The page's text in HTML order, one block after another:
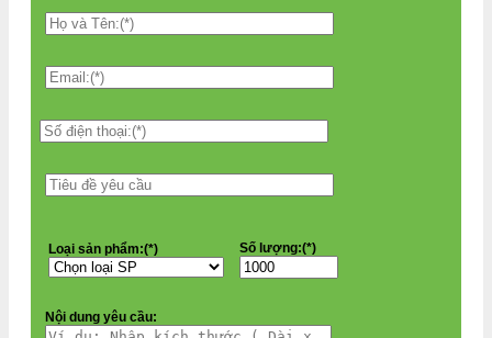
Loại sản phẩm:(*) Số lượng:(*)
Nội dung yêu cầu: